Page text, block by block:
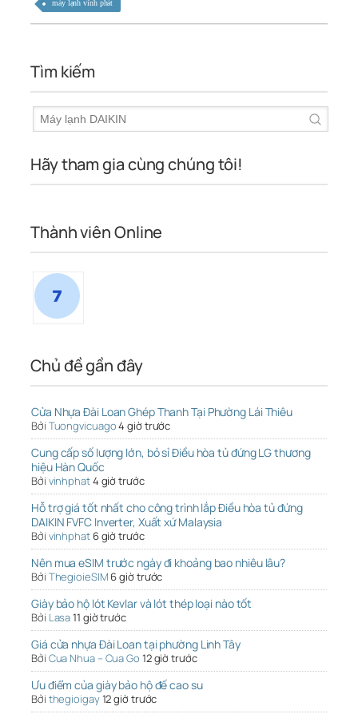
máy lạnh vĩnh phát
Tìm kiếm
Hãy tham gia cùng chúng tôi!
Thành viên Online
Chủ đề gần đây
Cửa Nhựa Đài Loan Ghép Thanh Tại Phường Lái Thiêu
Bởi Tuongvicuago4 giờ trước
Cung cấp số lượng lớn, bỏ sỉ Điều hòa tủ đứng LG thương
hiệu Hàn Quốc
Bởi vinhphat4 giờ trước
Hỗ trợ giá tốt nhất cho công trình lắp Điều hòa tủ đứng
DAIKIN FVFC Inverter, Xuất xứ Malaysia
Bởi vinhphat 6 giờ trước
Nên mua eSIM trước ngày đi khoảng bao nhiêu lâu?
Bởi ThegioieSIM 6 giờ trước
Giày bảo hộ lót Kevlar và lót thép loại nào tốt
Bởi Lasa11 giờ trước
Giá cửa nhựa Đài Loan tại phường Linh Tây
Bởi Cua Nhua – Cua Go 12 giờ trước
Ưu điểm của giày bảo hộ đế cao su
Bởi thegioigay12 giờ trước